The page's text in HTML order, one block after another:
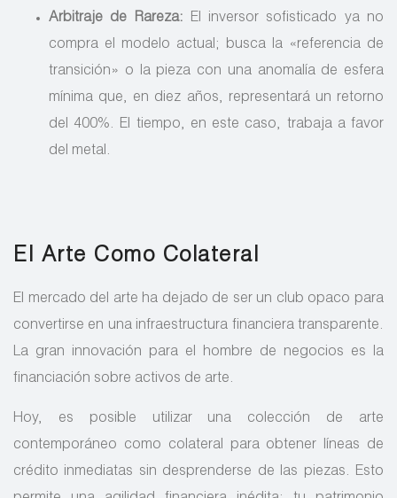
Arbitraje de Rareza: El inversor sofisticado ya no
compra el modelo actual; busca la «referencia de
transición» o la pieza con una anomalía de esfera
mínima que, en diez años, representará un retorno
del 400%. El tiempo, en este caso, trabaja a favor
del metal.
El Arte Como Colateral
El mercado del arte ha dejado de ser un club opaco para
convertirse en una infraestructura financiera transparente.
La gran innovación para el hombre de negocios es la
financiación sobre activos de arte.
Hoy, es posible utilizar una colección de arte
contemporáneo como colateral para obtener líneas de
crédito inmediatas sin desprenderse de las piezas. Esto